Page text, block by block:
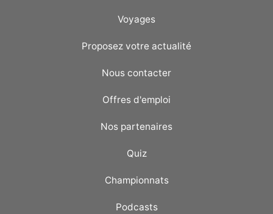
Voyages
Proposez votre actualité
Nous contacter
Offres d'emploi
Nos partenaires
Quiz
Championnats
Podcasts